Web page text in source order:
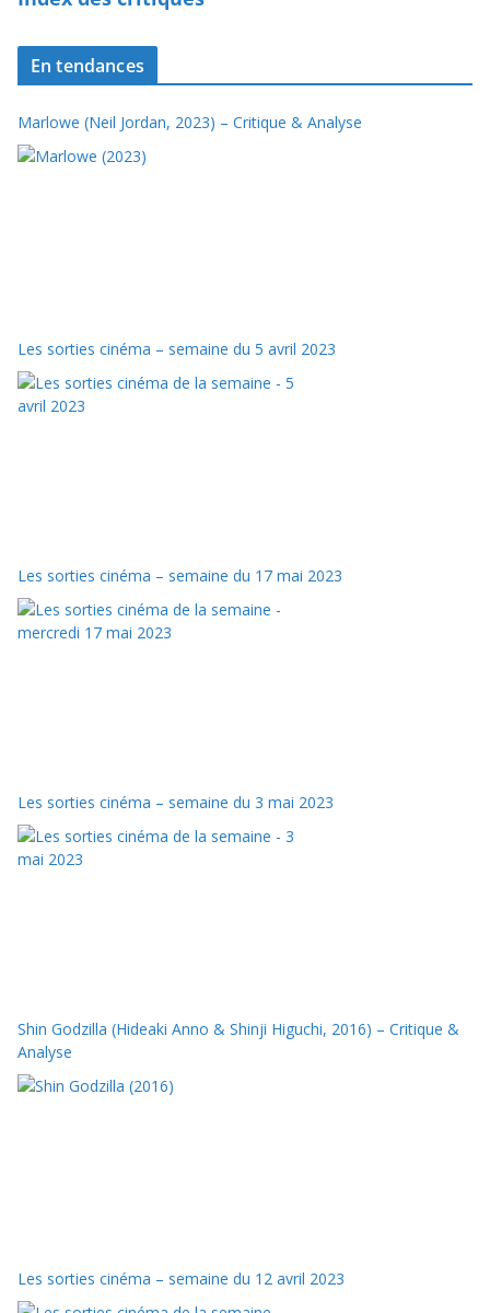
En tendances
Marlowe (Neil Jordan, 2023) – Critique & Analyse
Les sorties cinéma – semaine du 5 avril 2023
Les sorties cinéma – semaine du 17 mai 2023
Les sorties cinéma – semaine du 3 mai 2023
Shin Godzilla (Hideaki Anno & Shinji Higuchi, 2016) – Critique &
Analyse
Les sorties cinéma – semaine du 12 avril 2023